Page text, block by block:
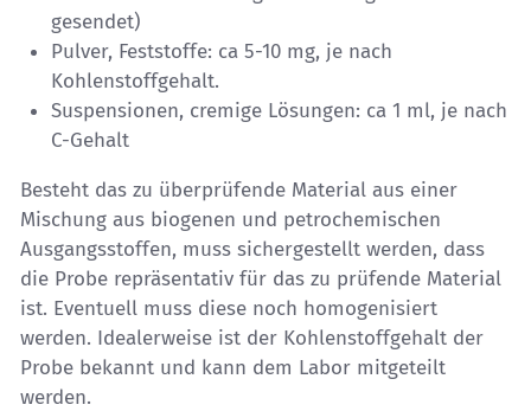
gesendet)
Pulver, Feststoffe: ca 5-10 mg, je nach
Kohlenstoffgehalt.
Suspensionen, cremige Lösungen: ca 1 ml, je nach
C-Gehalt
Besteht das zu überprüfende Material aus einer
Mischung aus biogenen und petrochemischen
Ausgangsstoffen, muss sichergestellt werden, dass
die Probe repräsentativ für das zu prüfende Material
ist. Eventuell muss diese noch homogenisiert
werden. Idealerweise ist der Kohlenstoffgehalt der
Probe bekannt und kann dem Labor mitgeteilt
werden.